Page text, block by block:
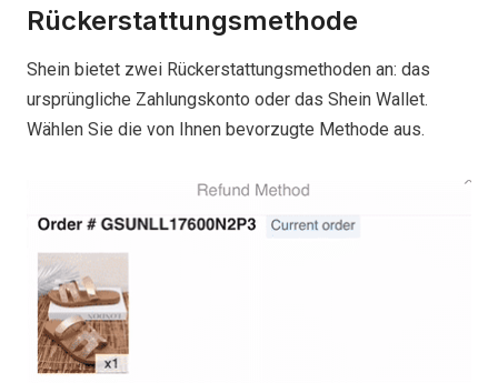
Rückerstattungsmethode
Shein bietet zwei Rückerstattungsmethoden an: das
ursprüngliche Zahlungskonto oder das Shein Wallet.
Wählen Sie die von Ihnen bevorzugte Methode aus.